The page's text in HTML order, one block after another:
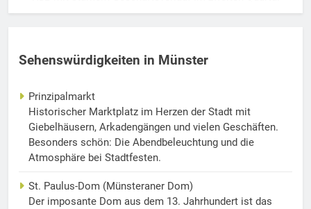
Sehenswürdigkeiten in Münster
Prinzipalmarkt
Historischer Marktplatz im Herzen der Stadt mit
Giebelhäusern, Arkadengängen und vielen Geschäften.
Besonders schön: Die Abendbeleuchtung und die
Atmosphäre bei Stadtfesten.
St. Paulus-Dom (Münsteraner Dom)
Der imposante Dom aus dem 13. Jahrhundert ist das